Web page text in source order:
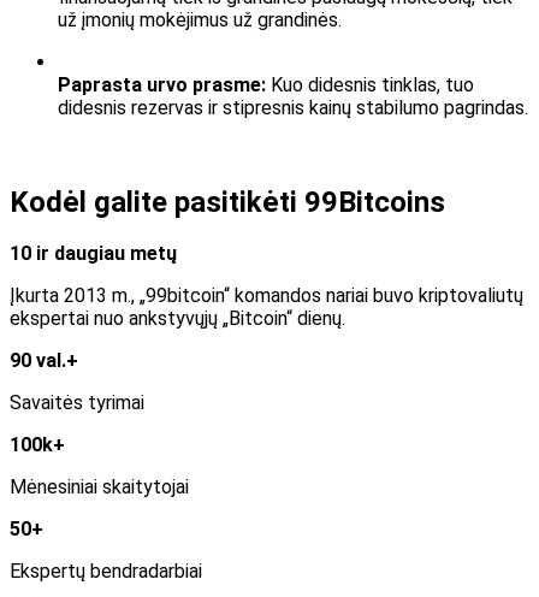
už įmonių mokėjimus už grandinės.
Paprasta urvo prasme: Kuo didesnis tinklas, tuo
didesnis rezervas ir stipresnis kainų stabilumo pagrindas.
Kodėl galite pasitikėti 99Bitcoins
10 ir daugiau metų
Įkurta 2013 m., „99bitcoin“ komandos nariai buvo kriptovaliutų
ekspertai nuo ankstyvųjų „Bitcoin“ dienų.
90 val.+
Savaitės tyrimai
100k+
Mėnesiniai skaitytojai
50+
Ekspertų bendradarbiai